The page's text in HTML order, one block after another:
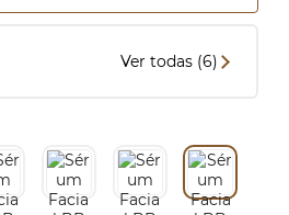
Ver todas (6)